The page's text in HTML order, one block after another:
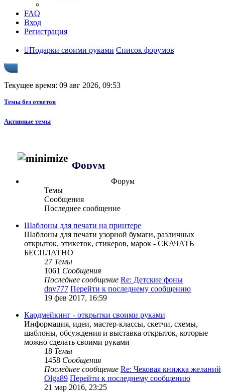
FAQ
Вход
Регистрация
Подарки своими руками Список форумов
Текущее время: 09 авг 2026, 09:53
Темы без ответов
Активные темы
Форум
Форум
Темы
Сообщения
Последнее сообщение
Шаблоны для печати на принтере
Шаблоны для печати узорной бумаги, различных
открыток, этикеток, стикеров, марок - СКАЧАТЬ
БЕСПЛАТНО
27 Темы
1061 Сообщения
Последнее сообщение Re: Детские фоны
dnv777 Перейти к последнему сообщению
19 фев 2017, 16:59
Кардмейкинг - открытки своими руками
Информация, идеи, мастер-классы, скетчи, схемы,
шаблоны, обсуждения и выставка открыток, которые
можно сделать своими руками
18 Темы
1458 Сообщения
Последнее сообщение Re: Чековая книжка желаний
Olga89 Перейти к последнему сообщению
21 мар 2016, 23:25